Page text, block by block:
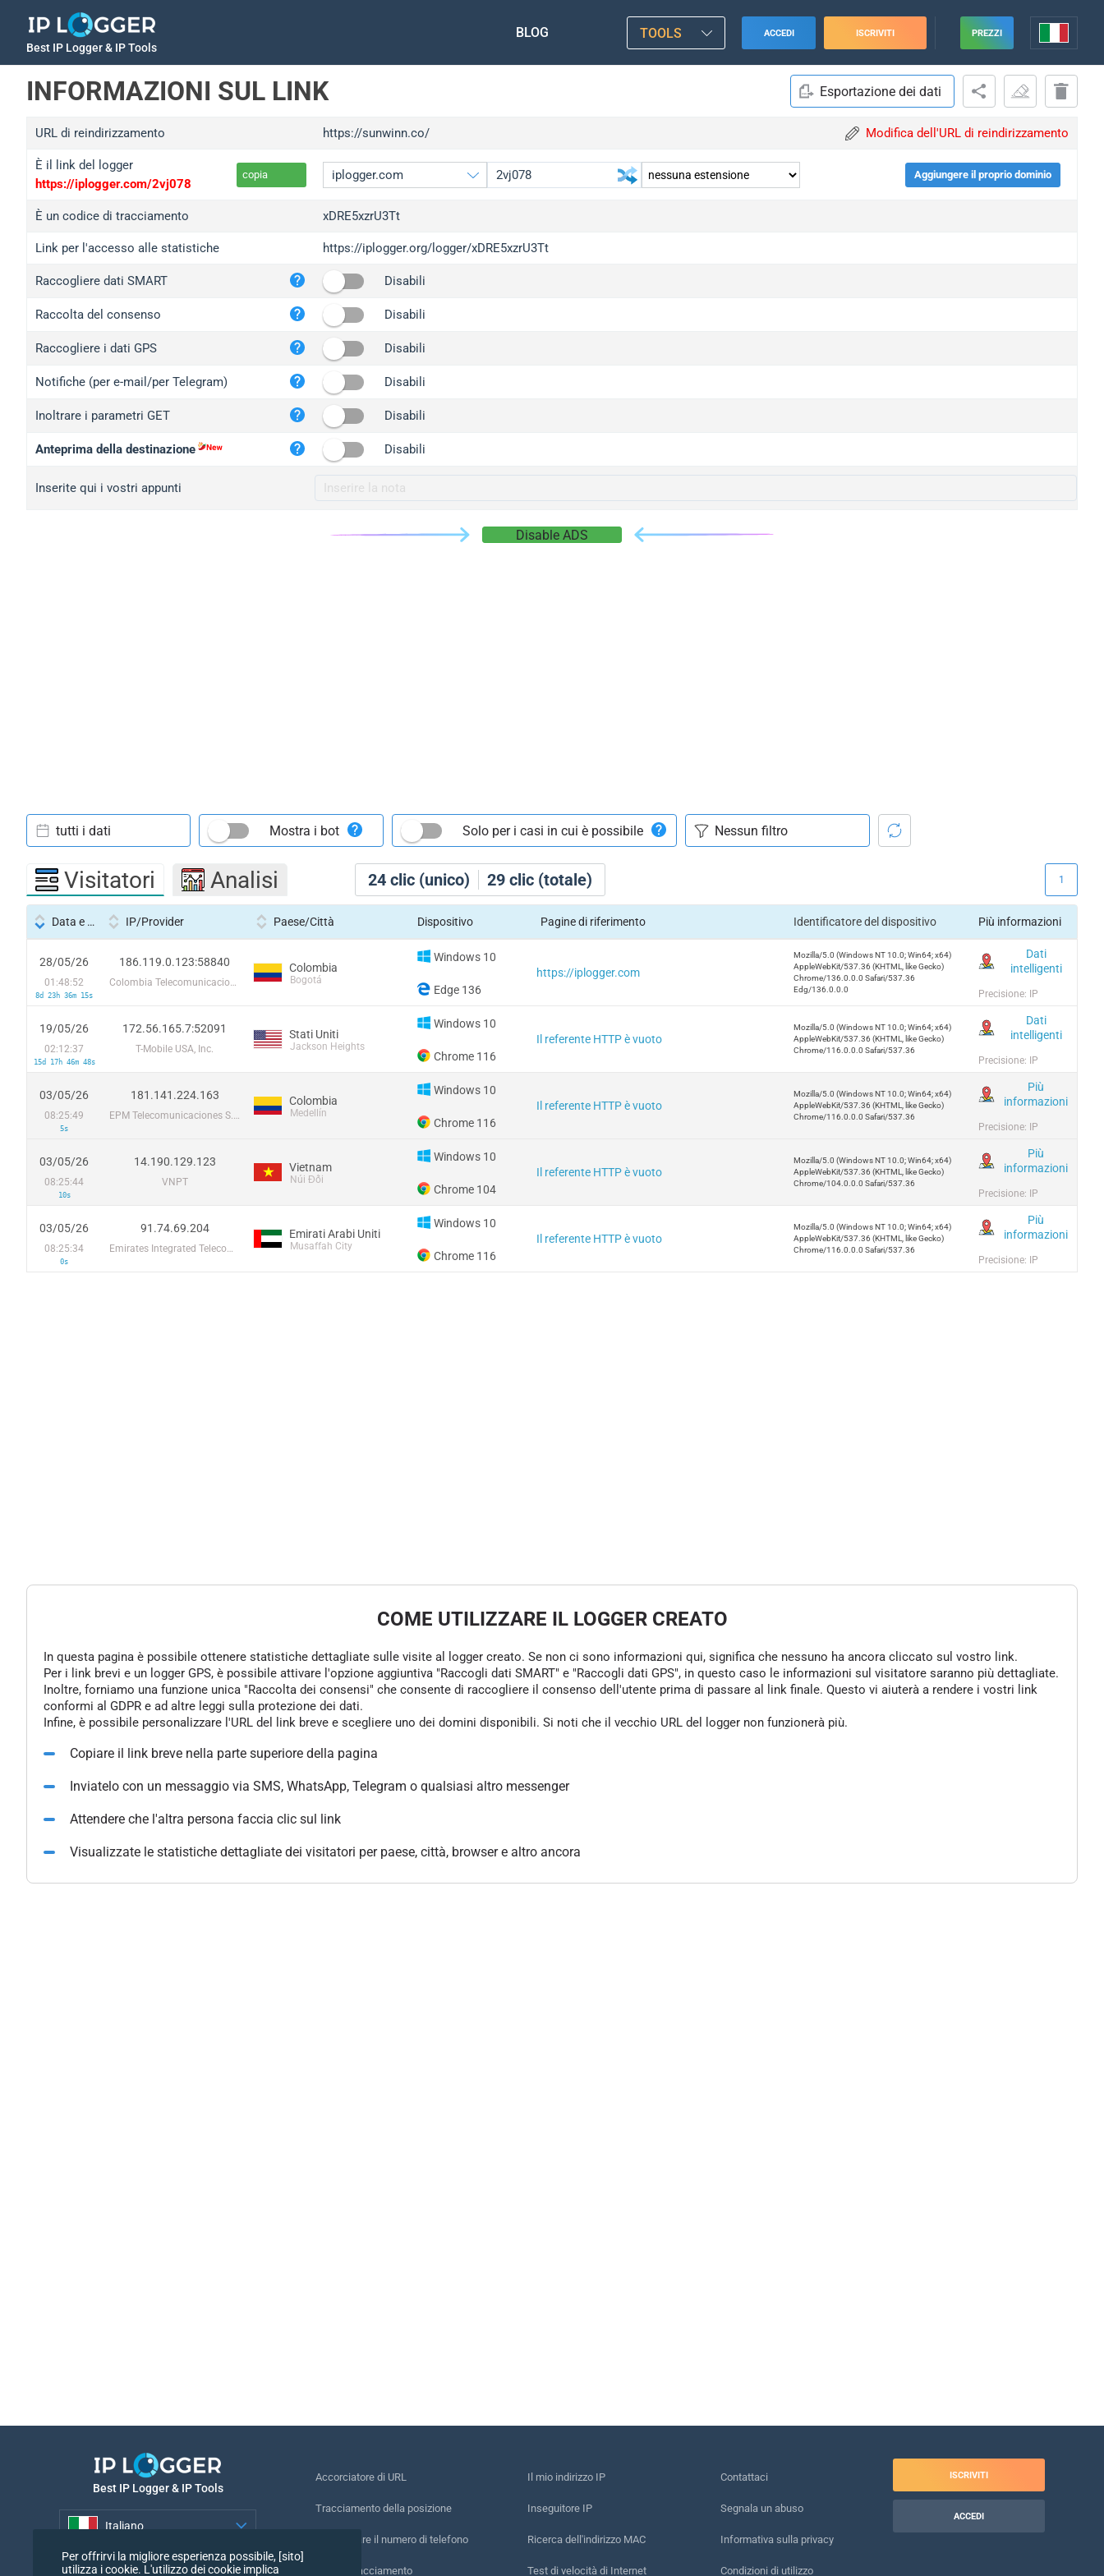
Best IP Logger & IP Tools
BLOG TOOLS ACCEDI ISCRIVITI PREZZI
INFORMAZIONI SUL LINK Esportazione dei dati
URL di reindirizzamento https://sunwinn.co/ Modifica dell'URL di reindirizzamento
È il link del logger
https://iplogger.com/2vj078
copia
iplogger.org
wl.gl
ed.tc
iplogger.com
iplogger.co
2no.co
yip.su
iplogger.info
Aggiungere il proprio dominio
È un codice di tracciamento xDRE5xzrU3Tt
Link per l'accesso alle statistiche https://iplogger.org/logger/xDRE5xzrU3Tt
Raccogliere dati SMART Disabili
Raccolta del consenso Disabili
Raccogliere i dati GPS Disabili
Notifiche (per e-mail/per Telegram) Disabili
Inoltrare i parametri GET Disabili
Anteprima della destinazione Disabili
Inserite qui i vostri appunti
Disable ADS
24 clic (unico) 29 clic (totale)
tutti i dati Mostra i bot Solo per i casi in cui è possibile
Visitatori Analisi 1
Data e ora IP/Provider Paese/Città Dispositivo Pagine di riferimento Identificatore del dispositivo Più informazioni
28/05/26
01:48:52
8d 23h 36m 15s
186.119.0.123:58840
Colombia Telecomunicaciones S.a. ESP
Colombia
Bogotá
Windows 10
Edge 136
https://iplogger.com
Mozilla/5.0 (Windows NT 10.0; Win64; x64)
AppleWebKit/537.36 (KHTML, like Gecko)
Chrome/136.0.0.0 Safari/537.36
Edg/136.0.0.0
Dati
intelligenti
Precisione: IP
19/05/26
02:12:37
15d 17h 46m 48s
172.56.165.7:52091
T-Mobile USA, Inc.
Stati Uniti
Jackson Heights
Windows 10
Chrome 116
Il referente HTTP è vuoto
Mozilla/5.0 (Windows NT 10.0; Win64; x64)
AppleWebKit/537.36 (KHTML, like Gecko)
Chrome/116.0.0.0 Safari/537.36
Dati
intelligenti
Precisione: IP
03/05/26
08:25:49
5s
181.141.224.163
EPM Telecomunicaciones S.A. E.S.P.
Colombia
Medellín
Windows 10
Chrome 116
Il referente HTTP è vuoto
Mozilla/5.0 (Windows NT 10.0; Win64; x64)
AppleWebKit/537.36 (KHTML, like Gecko)
Chrome/116.0.0.0 Safari/537.36
Più
informazioni
Precisione: IP
03/05/26
08:25:44
10s
14.190.129.123
VNPT
Vietnam
Núi Đối
Windows 10
Chrome 104
Il referente HTTP è vuoto
Mozilla/5.0 (Windows NT 10.0; Win64; x64)
AppleWebKit/537.36 (KHTML, like Gecko)
Chrome/104.0.0.0 Safari/537.36
Più
informazioni
Precisione: IP
03/05/26
08:25:34
0s
91.74.69.204
Emirates Integrated Telecommunications Company PJSC
Emirati Arabi Uniti
Musaffah City
Windows 10
Chrome 116
Il referente HTTP è vuoto
Mozilla/5.0 (Windows NT 10.0; Win64; x64)
AppleWebKit/537.36 (KHTML, like Gecko)
Chrome/116.0.0.0 Safari/537.36
Più
informazioni
Precisione: IP
COME UTILIZZARE IL LOGGER CREATO
In questa pagina è possibile ottenere statistiche dettagliate sulle visite al logger creato. Se non ci sono informazioni qui, significa che nessuno ha ancora cliccato sul vostro link.
Per i link brevi e un logger GPS, è possibile attivare l'opzione aggiuntiva "Raccogli dati SMART" e "Raccogli dati GPS", in questo caso le informazioni sul visitatore saranno più dettagliate.
Inoltre, forniamo una funzione unica "Raccolta dei consensi" che consente di raccogliere il consenso dell'utente prima di passare al link finale. Questo vi aiuterà a rendere i vostri link
conformi al GDPR e ad altre leggi sulla protezione dei dati.
Infine, è possibile personalizzare l'URL del link breve e scegliere uno dei domini disponibili. Si noti che il vecchio URL del logger non funzionerà più.
Copiare il link breve nella parte superiore della pagina
Inviatelo con un messaggio via SMS, WhatsApp, Telegram o qualsiasi altro messenger
Attendere che l'altra persona faccia clic sul link
Visualizzate le statistiche dettagliate dei visitatori per paese, città, browser e altro ancora
Best IP Logger & IP Tools
Italiano
Italiano
Accorciatore di URL
Tracciamento della posizione
Rintracciare il numero di telefono
Pixel di tracciamento
Il mio indirizzo IP
Inseguitore IP
Ricerca dell'indirizzo MAC
Test di velocità di Internet
Contattaci
Segnala un abuso
Informativa sulla privacy
Condizioni di utilizzo
ISCRIVITI
ACCEDI
Per offrirvi la migliore esperienza possibile, [sito]
utilizza i cookie. L'utilizzo dei cookie implica